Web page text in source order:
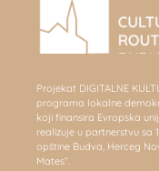
Projekat DIGITALNE
programa lokalne
koji finansira Evropska
realizuje u partnerstvu sa
opštine Budva, Herceg
Mates“.